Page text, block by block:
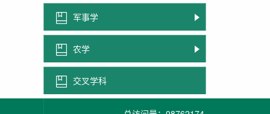
军事学
农学
交叉学科